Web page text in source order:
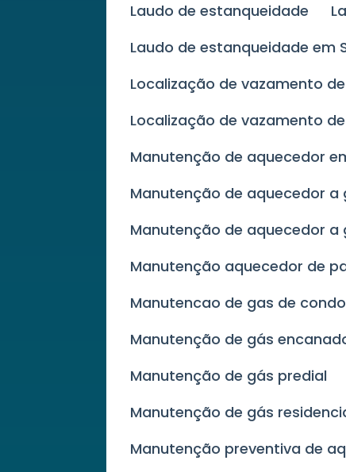
Laudo de estanqueidade
Laudo de estanqueidade em
Localização de vazamento
Localização de vazamento
Manutenção de aquecedor
Manutenção de aquecedor
Manutenção de aquecedor
Manutenção aquecedor de
Manutencao de gas de
Manutenção de gás
Manutenção de gás predial
Manutenção de gás
Manutenção preventiva de